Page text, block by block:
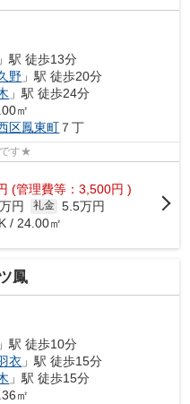
」駅 徒歩13分
野 」駅 徒歩20分
」駅 徒歩24分
㎡
区鳳東町 ７丁
す★
(管理費等：3,500円 )
円 礼金 5.5万円
/ 24.00㎡
鳳
」駅 徒歩10分
衣 」駅 徒歩15分
」駅 徒歩15分
㎡